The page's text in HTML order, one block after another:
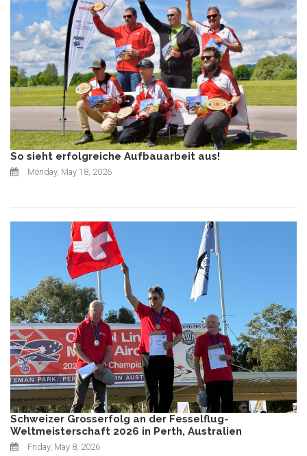
So sieht erfolgreiche Aufbauarbeit aus!
Monday, May 18, 2026
Schweizer Grosserfolg an der Fesselflug-
Weltmeisterschaft 2026 in Perth, Australien
Friday, May 8, 2026